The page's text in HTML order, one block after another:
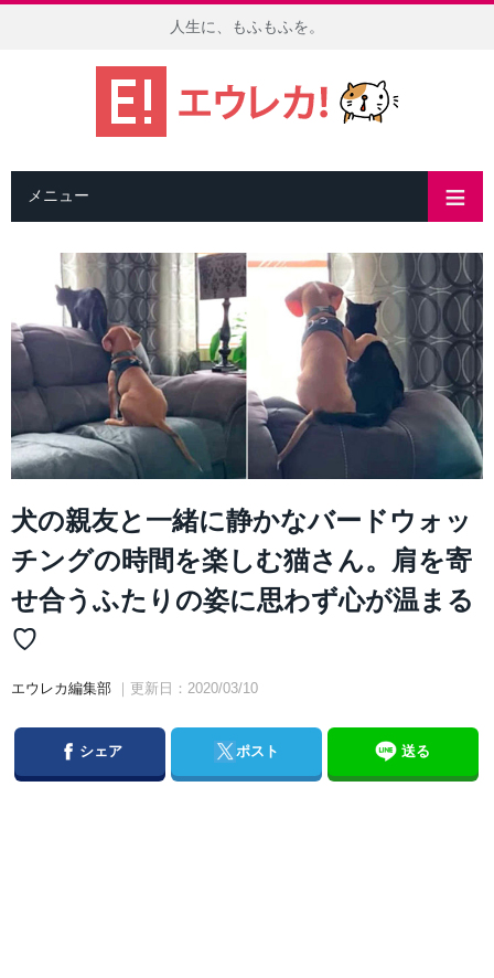
人生に、もふもふを。
メニュー
犬の親友と一緒に静かなバードウォッ
チングの時間を楽しむ猫さん。肩を寄
せ合うふたりの姿に思わず心が温まる
♡
エウレカ編集部 ｜更新日：2020/03/10
Facebook
シェア Twitterポスト 送る